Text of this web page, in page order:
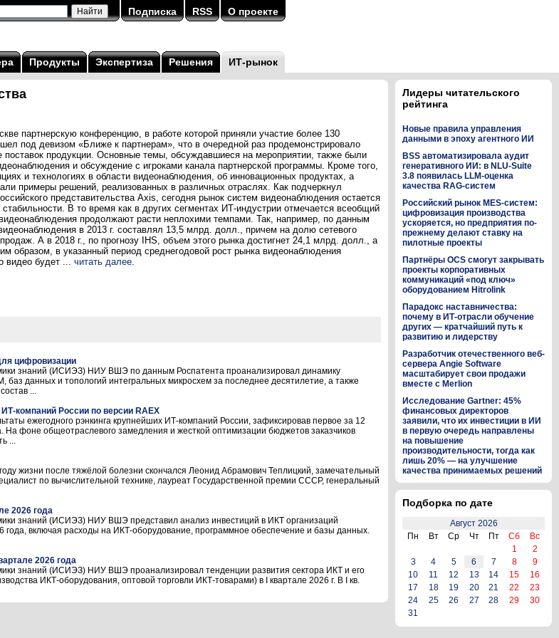
Подписка RSS О проекте
Продукты Экспертиза Решения ИТ-рынок
партнерскую конференцию, в работе которой приняли участие более 130
под девизом «Ближе к партнерам», что в очередной раз продемонстрировало
поставок продукции. Основные темы, обсуждавшиеся на мероприятии, также были
и обсуждение с игроками канала партнерской программы. Кроме того,
и технологиях в области видеонаблюдения, об инновационных продуктах, а
примеры решений, реализованных в различных отраслях. Как подчеркнул
представительства Axis, сегодня рынок систем видеонаблюдения остается
В то время как в других сегментах ИТ-индустрии отмечается всеобщий
продолжают расти неплохими темпами. Так, например, по данным
в 2013 г. составлял 13,5 млрд. долл., причем на долю сетевого
А в 2018 г., по прогнозу IHS, объем этого рынка достигнет 24,1 млрд. долл., а
образом, в указанный период среднегодовой рост рынка видеонаблюдения
видео будет ... читать далее.
цифровизации
знаний (ИСИЭЗ) НИУ ВШЭ по данным Роспатента проанализировал динамику
баз данных и топологий интегральных микросхем за последнее десятилетие, а также
...
компаний России по версии RAEX
ежегодного рэнкинга крупнейших ИТ-компаний России, зафиксировав первое за 12
На фоне общеотраслевого замедления и жесткой оптимизации бюджетов заказчиков
...
жизни после тяжёлой болезни скончался Леонид Абрамович Теплицкий, замечательный
по вычислительной технике, лауреат Государственной премии СССР, генеральный
2026 года
знаний (ИСИЭЗ) НИУ ВШЭ представил анализ инвестиций в ИКТ организаций
года, включая расходы на ИКТ-оборудование, программное обеспечение и базы данных.
2026 года
знаний (ИСИЭЗ) НИУ ВШЭ проанализировал тенденции развития сектора ИКТ и его
ИКТ-оборудования, оптовой торговли ИКТ-товарами) в I квартале 2026 г. В I кв.
Лидеры читательского
рейтинга
Новые правила управления
данными в эпоху агентного ИИ
BSS автоматизировала аудит
генеративного ИИ: в NLU-Suite
3.8 появилась LLM-оценка
качества RAG-систем
Российский рынок MES-систем:
цифровизация производства
ускоряется, но предприятия по-
прежнему делают ставку на
пилотные проекты
Партнёры OCS смогут закрывать
проекты корпоративных
коммуникаций «под ключ»
оборудованием Hitrolink
Парадокс наставничества:
почему в ИТ-отрасли обучение
других — кратчайший путь к
развитию и лидерству
Разработчик отечественного веб-
сервера Angie Software
масштабирует свои продажи
вместе с Merlion
Исследование Gartner: 45%
финансовых директоров
заявили, что их инвестиции в ИИ
в первую очередь направлены
на повышение
производительности, тогда как
лишь 20% — на улучшение
качества принимаемых решений
Подборка по дате
Август 2026
Пн
Вт Ср Чт Пт Сб
Вс
1
2
3
4 5 6 7 8
9
10
11 12 13 14 15
16
17
18 19 20 21 22
23
24
25 26 27 28 29
30
31